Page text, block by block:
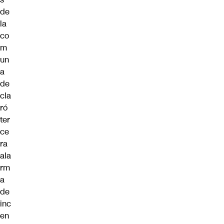
de
la
co
m
un
a
de
cla
ró
ter
ce
ra
ala
rm
a
de
inc
en